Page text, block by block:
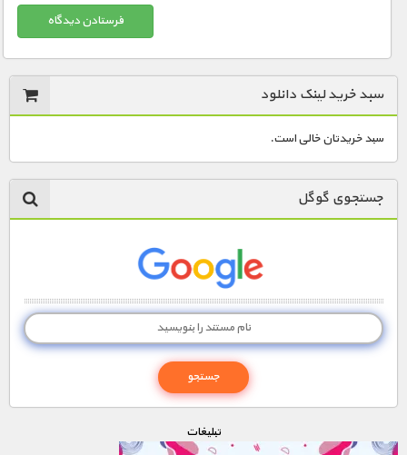
سبد خرید لینک دانلود
سبد خریدتان خالی است.
جستجوی گوگل
تبليغات